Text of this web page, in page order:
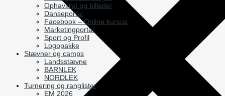
Ophavsret og billeder
Danseportal
Facebook – Online kursus
Marketingportal
Sport og Profil
Logopakke
Stævner og camps
Landsstævne
BARNLEK
NORDLEK
Turnering og ranglister
EM 2026